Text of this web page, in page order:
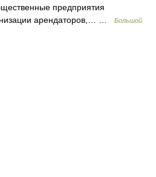
предприятия
арендаторов,… …
Большой